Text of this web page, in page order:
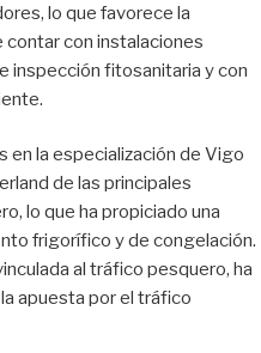
lo que favorece la
con instalaciones
inspección fitosanitaria y con
la especialización de Vigo
de las principales
lo que ha propiciado una
frigorífico y de congelación.
al tráfico pesquero, ha
apuesta por el tráfico